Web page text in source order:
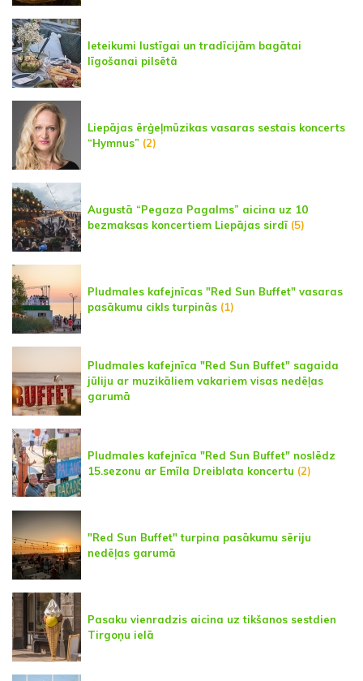
Ieteikumi lustīgai un tradīcijām bagātai
līgošanai pilsētā
Liepājas ērģeļmūzikas vasaras sestais koncerts
“Hymnus” (2)
Augustā “Pegaza Pagalms” aicina uz 10
bezmaksas koncertiem Liepājas sirdī (5)
Pludmales kafejnīcas "Red Sun Buffet" vasaras
pasākumu cikls turpinās (1)
Pludmales kafejnīca "Red Sun Buffet" sagaida
jūliju ar muzikāliem vakariem visas nedēļas
garumā
Pludmales kafejnīca "Red Sun Buffet" noslēdz
15.sezonu ar Emīla Dreiblata koncertu (2)
"Red Sun Buffet" turpina pasākumu sēriju
nedēļas garumā
Pasaku vienradzis aicina uz tikšanos sestdien
Tirgoņu ielā